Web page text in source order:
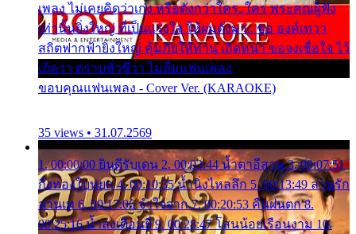
เพลง ไม่เคยคิดว่าเก่ง หรือดังกว่าใคร..ใคร พระคุณผู้ฟัง
เท่านั้นยิ่งใหญ่ ที่เป็นแรงใจ ให้ผมดังมา.. ขอ องค์เทวา
สถิตฟากฟ้ายิ่งใหญ่ คุ้มภัยให้ท่าน เถิดหนา ขอจงเชื่อใจ ไว้
เถิดว่า ตราบชั่วชีวา ไม่ลืมแฟนเพลง
ขอบคุณแฟนเพลง - Cover Ver. (KARAOKE)
35 views • 31.07.2569
1. 00:00:00 ยินดีรับเดน 2. 00:03:44 น้ำตาอีสาน 3. 00:07:51
กิ่งทองใบหยก 4. 00:10:35 น้ำนิ่งไหลลึก 5. 00:13:49 ลานรัก
ลานเท 6. 00:17:06 จำใจจาก 7. 00:20:53 คืนฝนตก 8.
00:25:16 น้ำลงเดือนยี่ 9. 00:28:47 โสนน้อยเรือนงาม 10.